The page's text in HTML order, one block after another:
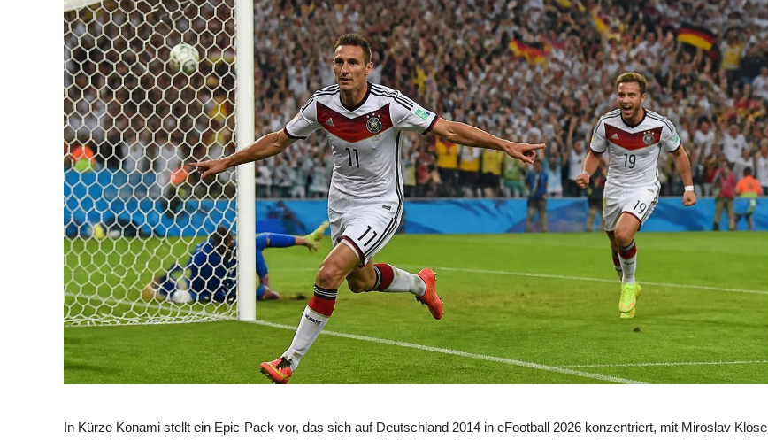
In Kürze Konami stellt ein Epic-Pack vor, das sich auf Deutschland 2014 in eFootball 2026 konzentriert, mit Miroslav Klose